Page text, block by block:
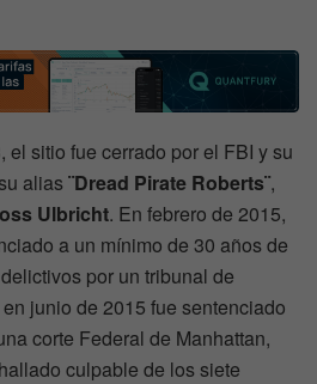
el sitio fue cerrado por el FBI y su
alias¨Dread Pirate Roberts¨,
Ulbricht. En febrero de 2015,
a un mínimo de 30 años de
por un tribunal de
junio de 2015 fue sentenciado
corte Federal de Manhattan,
culpable de los siete